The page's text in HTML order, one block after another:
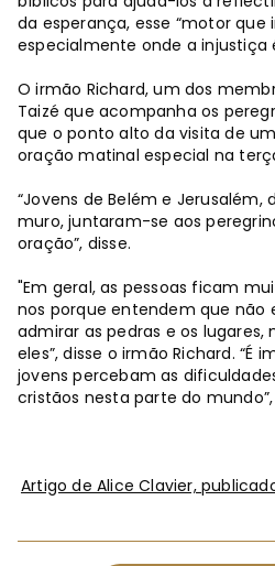
da esperança, esse “motor que
especialmente onde a injustiça
O irmão Richard, um dos
Taizé que acompanha os
que o ponto alto da visita de
oração matinal especial na
“Jovens de Belém e Jerusalém,
muro, juntaram-se aos
oração”, disse.
"Em geral, as pessoas ficam
nos porque entendem que não
admirar as pedras e os lugares,
eles”, disse o irmão Richard. “É
jovens percebam as
cristãos nesta parte do
Artigo de Alice Clavier,